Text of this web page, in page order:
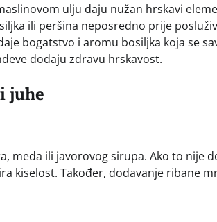
ulju daju nužan hrskavi
ili peršina neposredno prije
bogatstvo i aromu bosiljka koja se
dodaju zdravu hrskavost.
juhe
meda ili javorovog sirupa. Ako to nije
kiselost. Također, dodavanje ribane